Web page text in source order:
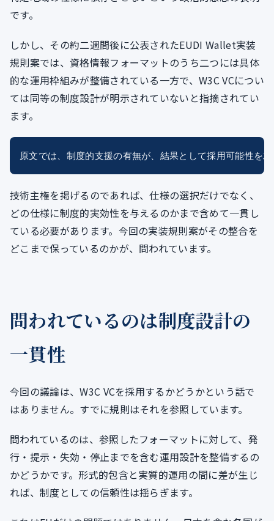
です。
しかし、その約二週間後に公表されたEUDI Wallet実装
規則案では、資格情報フォーマットのうち二つには具体
的な運用枠組みが整備されている一方で、W3C VCについ
ては同等の制度設計が明示されていないと指摘されてい
ます。
技術主権を掲げるのであれば、仕様の選択だけでなく、
どの仕様に制度的実効性を与えるのかまで含めて一貫し
ている必要があります。今回の実装規則案がその整合を
どこまで保っているのかが、問われています。
問われているのは制度設計の
一貫性
今回の議論は、W3C VCを採用するかどうかという話で
はありません。すでに規則はそれを参照しています。
問われているのは、参照したフォーマットに対して、発
行・提示・失効・停止までを含む運用設計を整備するの
かどうかです。形式的包含と実質的運用の間に差が生じ
れば、制度としての信頼性は揺らぎます。